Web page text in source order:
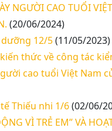
NGƯỜI CAO TUỔI
(20/06/2024)
12/5(11/05/2023)
thức về công tác
cao tuổi Việt Nam
Thiếu nhi 1/6(02/06/
VÌ TRẺ EM” VÀ